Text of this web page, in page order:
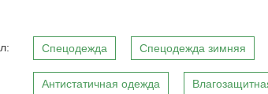
Спецодежда Спецодежда зимняя
Антистатичная одежда